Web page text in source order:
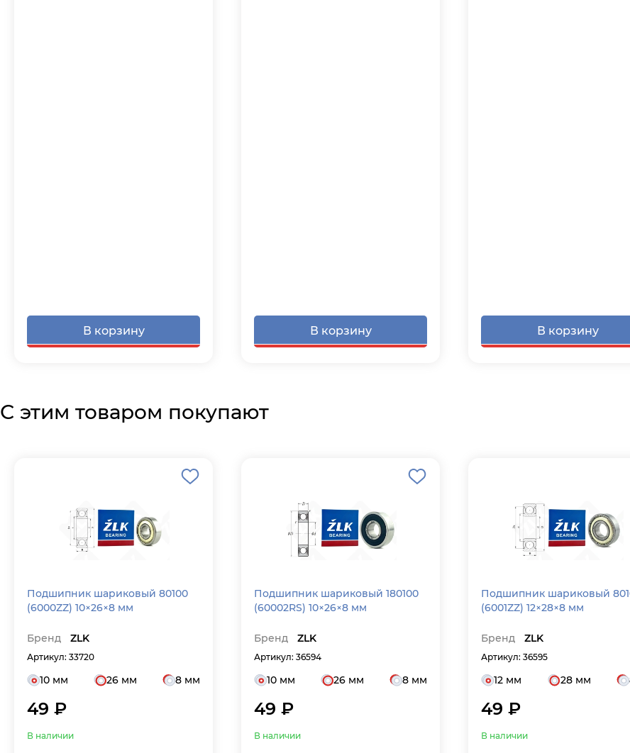
В корзину В корзину В корзину
С этим товаром покупают
Подшипник шариковый 80100
(6000ZZ) 10×26×8 мм
Бренд ZLK
Артикул: 33720
10 мм 26 мм 8 мм
49 ₽
В наличии
Подшипник шариковый 180100
(60002RS) 10×26×8 мм
Бренд ZLK
Артикул: 36594
10 мм 26 мм 8 мм
49 ₽
В наличии
Подшипник шариковый
(6001ZZ) 12×28×8 мм
Бренд ZLK
Артикул: 36595
12 мм 28 мм
49 ₽
В наличии